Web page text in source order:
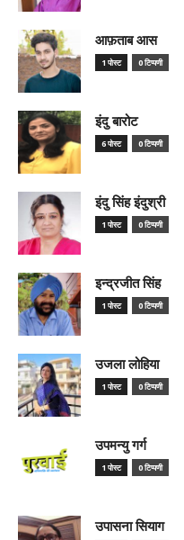
आफ़ताब आस
1 पोस्ट 0 टिप्पणी
इंदु बारोट
6 पोस्ट 0 टिप्पणी
इंदु सिंह इंदुश्री
1 पोस्ट 0 टिप्पणी
इन्द्रजीत सिंह
1 पोस्ट 0 टिप्पणी
उजला लोहिया
1 पोस्ट 0 टिप्पणी
उपमन्यु गर्ग
1 पोस्ट 0 टिप्पणी
उपासना सियाग